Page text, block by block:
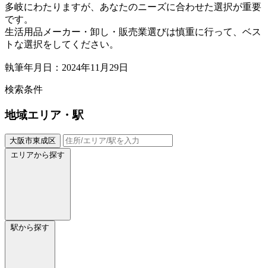
多岐にわたりますが、あなたのニーズに合わせた選択が重要
です。
生活用品メーカー・卸し・販売業選びは慎重に行って、ベス
トな選択をしてください。
執筆年月日：2024年11月29日
検索条件
地域エリア・駅
大阪市東成区
エリアから探す
駅から探す